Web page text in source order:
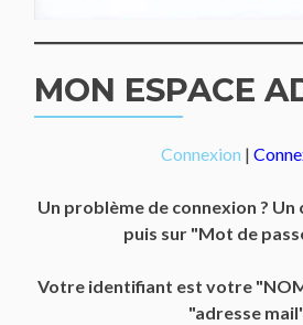
MON ESPACE
Connexion |
Un problème de connexion ? Un
puis sur "Mot de
Votre identifiant est votre
"adresse